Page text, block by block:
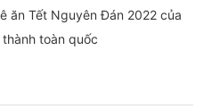
ăn Tết Nguyên Đán 2022 của
toàn quốc